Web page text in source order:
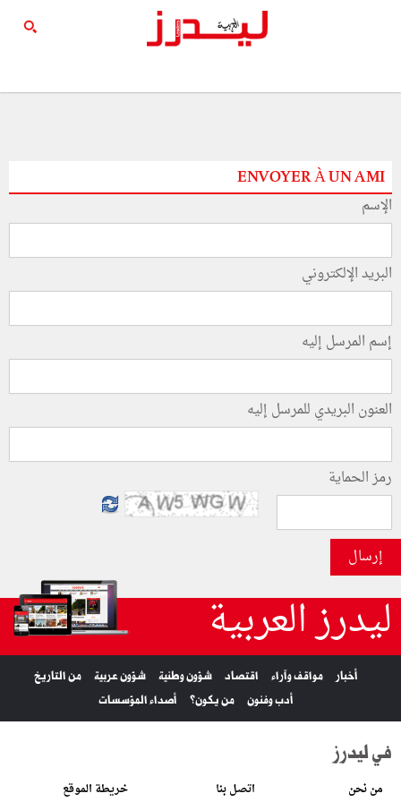
ENVOYER À UN AMI
الإسم
البريد الإلكتروني
إسم المرسل إليه
العنون البريدي للمرسل إليه
رمز الحماية
إرسال
ليدرز العربية
أخبار مواقف وآراء اقتصاد شؤون وطنية شؤون عربية
من التاريخ
أدب وفنون
من يكون؟ أصداء المؤسسات
في ليدرز
من نحن اتصل بنا خريطة الموقع